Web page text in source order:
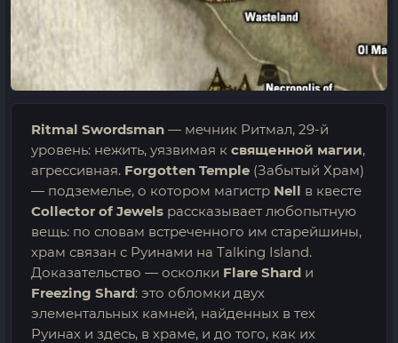
Ritmal Swordsman — мечник Ритмал, 29-й
уровень: нежить, уязвимая к священной магии,
агрессивная. Forgotten Temple (Забытый Храм)
— подземелье, о котором магистр Nell в квесте
Collector of Jewels рассказывает любопытную
вещь: по словам встреченного им старейшины,
храм связан с Руинами на Talking Island.
Доказательство — осколки Flare Shard и
Freezing Shard: это обломки двух
элементальных камней, найденных в тех
Руинах и здесь, в храме, и до того, как их